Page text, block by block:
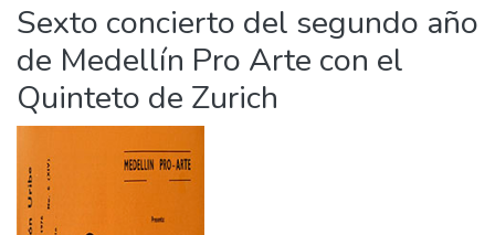
Sexto concierto del segundo año
de Medellín Pro Arte con el
Quinteto de Zurich